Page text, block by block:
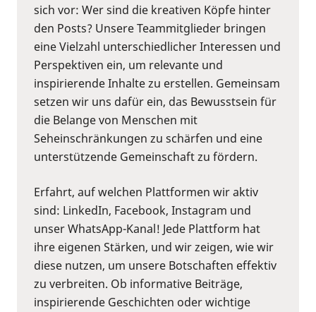
sich vor: Wer sind die kreativen Köpfe hinter
den Posts? Unsere Teammitglieder bringen
eine Vielzahl unterschiedlicher Interessen und
Perspektiven ein, um relevante und
inspirierende Inhalte zu erstellen. Gemeinsam
setzen wir uns dafür ein, das Bewusstsein für
die Belange von Menschen mit
Seheinschränkungen zu schärfen und eine
unterstützende Gemeinschaft zu fördern.
Erfahrt, auf welchen Plattformen wir aktiv
sind: LinkedIn, Facebook, Instagram und
unser WhatsApp-Kanal! Jede Plattform hat
ihre eigenen Stärken, und wir zeigen, wie wir
diese nutzen, um unsere Botschaften effektiv
zu verbreiten. Ob informative Beiträge,
inspirierende Geschichten oder wichtige